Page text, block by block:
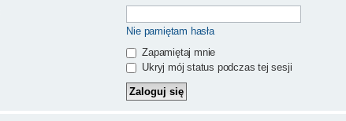
Nie pamiętam hasła
Zapamiętaj mnie
Ukryj mój status podczas tej sesji